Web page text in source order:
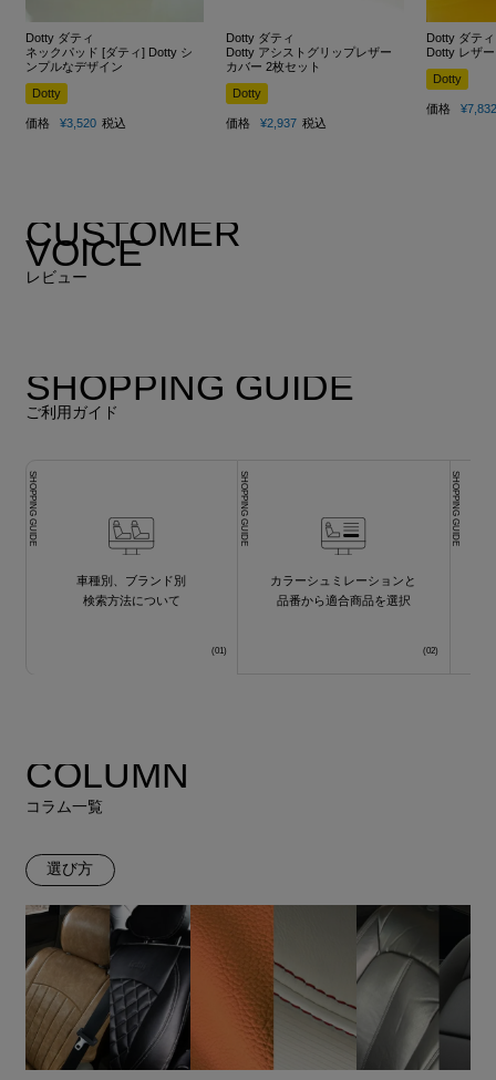
Dotty ダティ
ネックパッド [ダティ] Dotty シ
ンプルなデザイン
Dotty
価格 ¥3,520 税込
Dotty ダティ
Dotty アシストグリップレザー
カバー 2枚セット
Dotty
価格 ¥2,937 税込
Dotty ダティ
Dotty レザ
Dotty
価格 ¥7,832
CUSTOMER
VOICE
レビュー
SHOPPING GUIDE
ご利用ガイド
SHOPPING GUIDE
車種別、ブランド別
検索方法について
SHOPPING GUIDE
カラーシュミレーションと
品番から適合商品を選択
SHOPPING GUIDE
COLUMN
コラム一覧
選び方